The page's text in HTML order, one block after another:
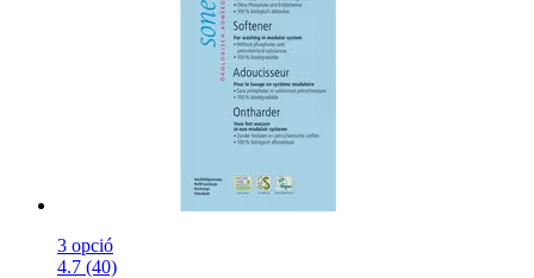
3 opció
4.7 (40)